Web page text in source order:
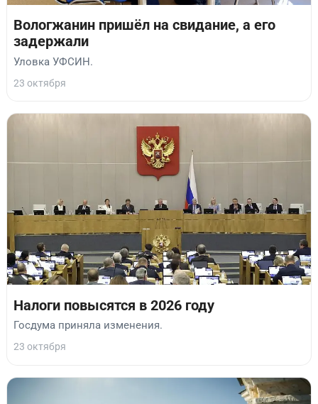
Вологжанин пришёл на свидание, а его
задержали
Уловка УФСИН.
23 октября
Налоги повысятся в 2026 году
Госдума приняла изменения.
23 октября